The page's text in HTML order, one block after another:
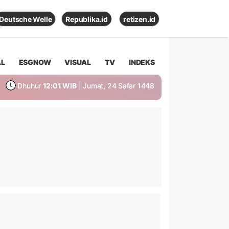
Deutsche Welle Republika.id retizen.id
ESGNOW VISUAL TV INDEKS
Dhuhur 12:01 WIB | Jumat, 24 Safar 1448